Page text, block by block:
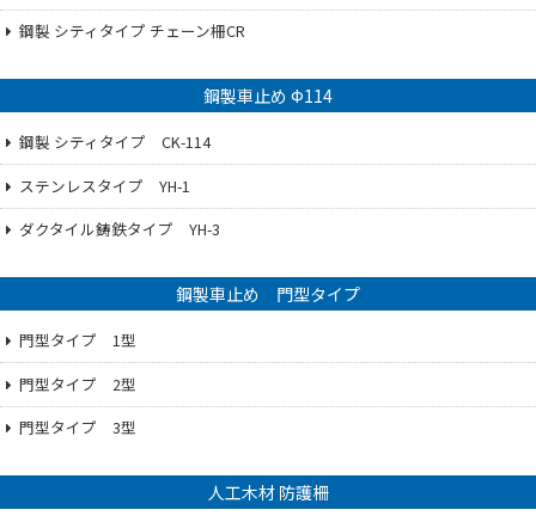
鋼製 シティタイプ チェーン柵CR
鋼製車止め Ф114
鋼製 シティタイプ CK-114
ステンレスタイプ YH-1
ダクタイル鋳鉄タイプ YH-3
鋼製車止め 門型タイプ
門型タイプ 1型
門型タイプ 2型
門型タイプ 3型
人工木材 防護柵